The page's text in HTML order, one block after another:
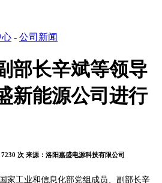
心 - 公司新闻
部长辛斌等领导
新能源公司进行
7230 次 来源：洛阳嘉盛电源科技有限公司
工业和信息化部党组成员、副部长辛